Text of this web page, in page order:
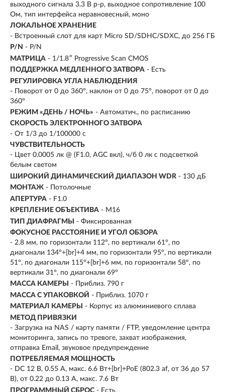
выходного сигнала 3.3 В p-p, выходное сопротивление 100
Ом, тип интерфейса неравновесный, моно
ЛОКАЛЬНОЕ ХРАНЕНИЕ
- Встроенный слот для карт Micro SD/SDHC/SDXC, до 256 ГБ
P/N - P/N
МАТРИЦА - 1/1.8″ Progressive Scan CMOS
ПОДДЕРЖКА МЕДЛЕННОГО ЗАТВОРА - Есть
РЕГУЛИРОВКА УГЛА НАБЛЮДЕНИЯ
- Поворот от 0 до 360°, наклон от 0 до 75°, поворот от 0 до
360°
РЕЖИМ «ДЕНЬ / НОЧЬ» - Автоматич., по расписанию
СКОРОСТЬ ЭЛЕКТРОННОГО ЗАТВОРА
- От 1/3 до 1/100000 с
ЧУВСТВИТЕЛЬНОСТЬ
- Цвет 0.0005 лк @ (F1.0, AGC вкл), ч/б 0 лк с подсветкой
белым светом
ШИРОКИЙ ДИНАМИЧЕСКИЙ ДИАПАЗОН WDR - 130 дБ
МОНТАЖ - Потолочные
АПЕРТУРА - F1.0
КРЕПЛЕНИЕ ОБЪЕКТИВА - M16
ТИП ДИАФРАГМЫ
- Фиксированная
ФОКУСНОЕ РАССТОЯНИЕ И УГОЛ ОБЗОРА
- 2.8 мм, по горизонтали 112°, по вертикали 61°, по
диагонали 134°+[br]+4 мм, по горизонтали 95°, по вертикали
51°, по диагонали 115°+[br]+6 мм, по горизонтали 58°, по
вертикали 31°, по диагонали 69°
МАССА КАМЕРЫ
- Приблиз. 790 г
МАССА С УПАКОВКОЙ - Приблиз. 1070 г
МАТЕРИАЛ КАМЕРЫ
- Корпус из алюминиевого сплава
МЕТОД ПРИВЯЗКИ
- Загрузка на NAS / карту памяти / FTP, уведомление центра
мониторинга, запись по тревоге, захват изображения,
отправка Email, звуковое предупреждение
ПОТРЕБЛЯЕМАЯ МОЩНОСТЬ
- DC 12 В, 0.55 A, макс. 6.6 Вт+[br]+PoE (802.3 af, от 36 до 57
В), от 0.22 до 0.13 A, макс. 7.6 Вт
ПРОГРАММНЫЙ СБРОС - Есть